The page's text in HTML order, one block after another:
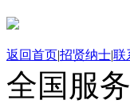
返回首页|招贤纳士|联
全国服